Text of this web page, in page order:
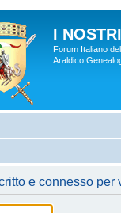
I
Forum Italiano
Araldico
e connesso